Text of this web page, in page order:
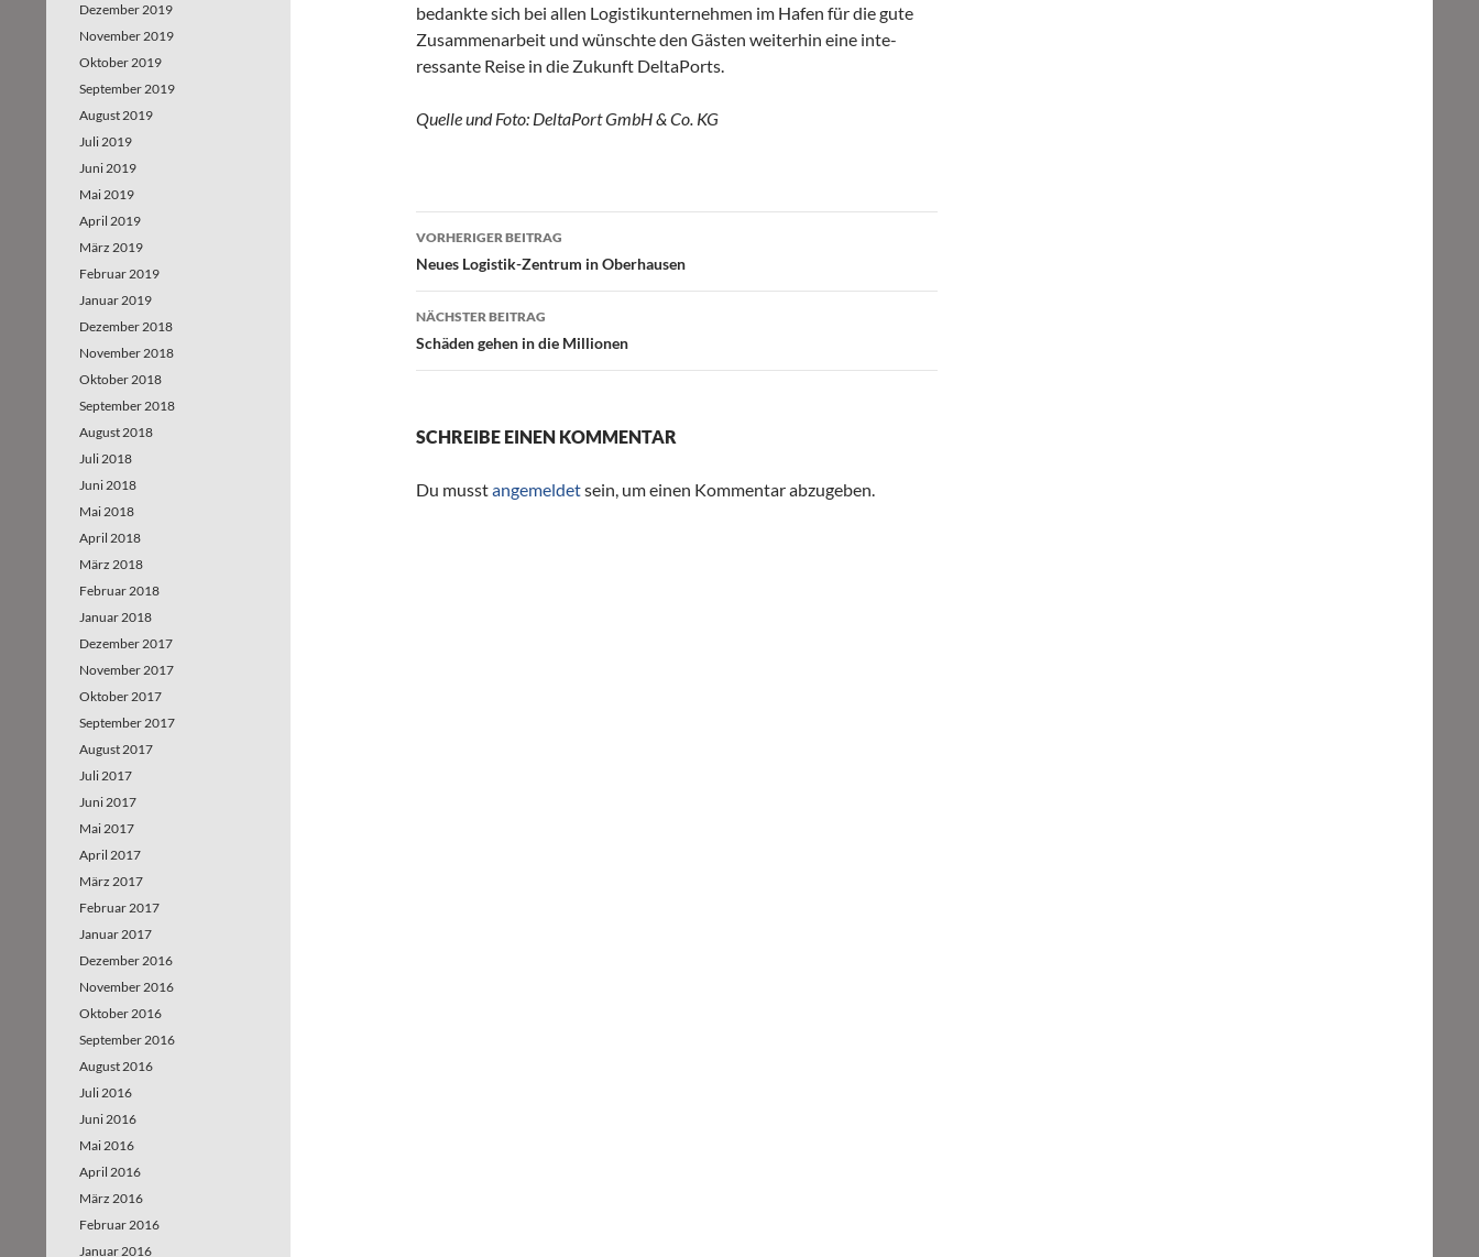
bedankte sich bei allen Logistikunternehmen im Hafen für die gute
Zusammenarbeit und wünschte den Gästen weiterhin eine inte-
ressante Reise in die Zukunft DeltaPorts.
Quelle und Foto: DeltaPort GmbH & Co. KG
Beitragsnavigation
VORHERIGER BEITRAG
Neues Logistik-Zentrum in Oberhausen
NÄCHSTER BEITRAG
Schäden gehen in die Millionen
SCHREIBE EINEN KOMMENTAR
Du musstangemeldetsein, um einen Kommentar abzugeben.
Dezember 2019
November 2019
Oktober 2019
September 2019
August 2019
Juli 2019
Juni 2019
Mai 2019
April 2019
März 2019
Februar 2019
Januar 2019
Dezember 2018
November 2018
Oktober 2018
September 2018
August 2018
Juli 2018
Juni 2018
Mai 2018
April 2018
März 2018
Februar 2018
Januar 2018
Dezember 2017
November 2017
Oktober 2017
September 2017
August 2017
Juli 2017
Juni 2017
Mai 2017
April 2017
März 2017
Februar 2017
Januar 2017
Dezember 2016
November 2016
Oktober 2016
September 2016
August 2016
Juli 2016
Juni 2016
Mai 2016
April 2016
März 2016
Februar 2016
Januar 2016